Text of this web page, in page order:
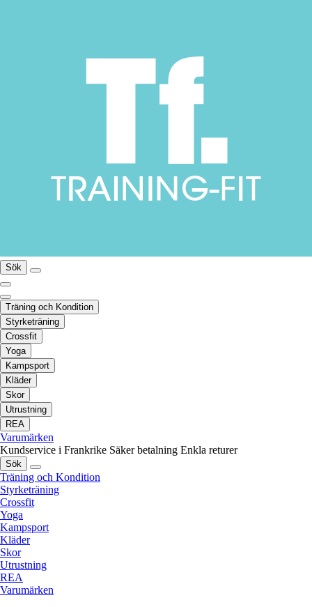
Sök
Träning och Kondition
Styrketräning
Crossfit
Yoga
Kampsport
Kläder
Skor
Utrustning
REA
Varumärken
Kundservice i Frankrike Säker betalning Enkla returer
Sök
Träning och Kondition
Styrketräning
Crossfit
Yoga
Kampsport
Kläder
Skor
Utrustning
REA
Varumärken